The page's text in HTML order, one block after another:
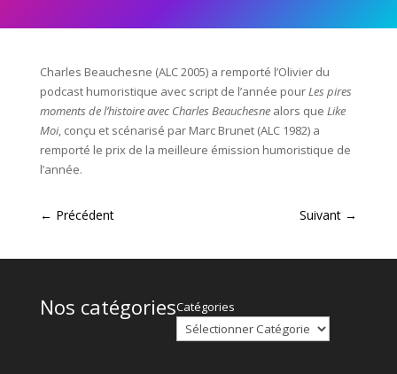
Charles Beauchesne (ALC 2005) a remporté l’Olivier du
podcast humoristique avec script de l’année pourLes pires
moments de l’histoire avec Charles Beauchesnealors que Like
Moi, conçu et scénarisé par Marc Brunet (ALC 1982) a
remporté le prix de la meilleure émission humoristique de
l’année.
← Précédent Suivant →
Nos catégoriesCatégories